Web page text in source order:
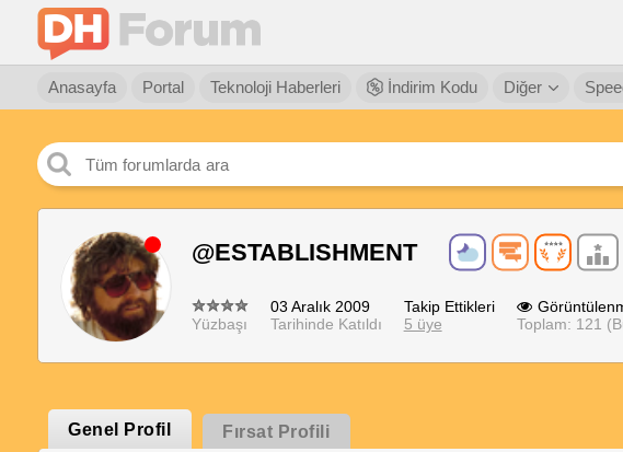
Anasayfa Portal Teknoloji Haberleri İndirim Kodu Diğer
@ESTABLISHMENT
Yüzbaşı
03 Aralık 2009
Tarihinde Katıldı
Takip Ettikleri
5 üye
Toplam: 121
Genel Profil Fırsat Profili